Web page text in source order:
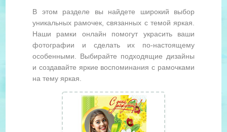
В этом разделе вы найдете широкий выбор
уникальных рамочек, связанных с темой яркая.
Наши рамки онлайн помогут украсить ваши
фотографии и сделать их по-настоящему
особенными. Выбирайте подходящие дизайны
и создавайте яркие воспоминания с рамочками
на тему яркая.